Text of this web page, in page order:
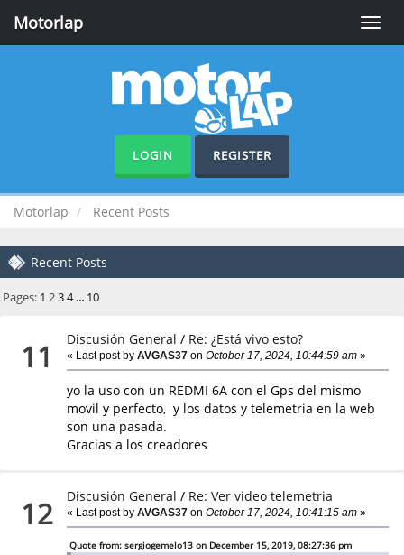
Toggle
Motorlap
LOGIN REGISTER
Motorlap Recent Posts
Recent Posts
Pages: 1 2 3 4 ... 10
11 Discusión General / Re: ¿Está vivo esto?
« Last post byAVGAS37 on October 17, 2024, 10:44:59 am »
yo la uso con un REDMI 6A con el Gps del mismo
movil y perfecto, y los datos y telemetria en la web
son una pasada.
Gracias a los creadores
12 Discusión General / Re: Ver video telemetria
« Last post byAVGAS37 on October 17, 2024, 10:41:15 am »
Quote from: sergiogemelo13 on December 15, 2019, 08:27:36 pm